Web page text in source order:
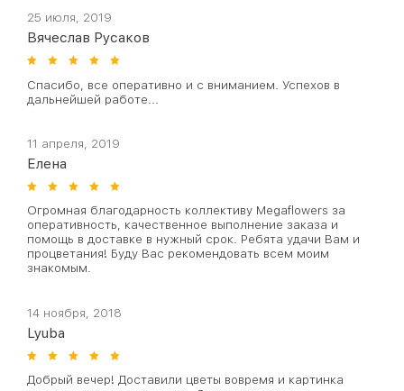
25 июля, 2019
Вячеслав Русаков
Спасибо, все оперативно и с вниманием. Успехов в
дальнейшей работе...
11 апреля, 2019
Елена
Огромная благодарность коллективу Megaflowers за
оперативность, качественное выполнение заказа и
помощь в доставке в нужный срок. Ребята удачи Вам и
процветания! Буду Вас рекомендовать всем моим
знакомым.
14 ноября, 2018
Lyuba
Добрый вечер! Доставили цветы вовремя и картинка